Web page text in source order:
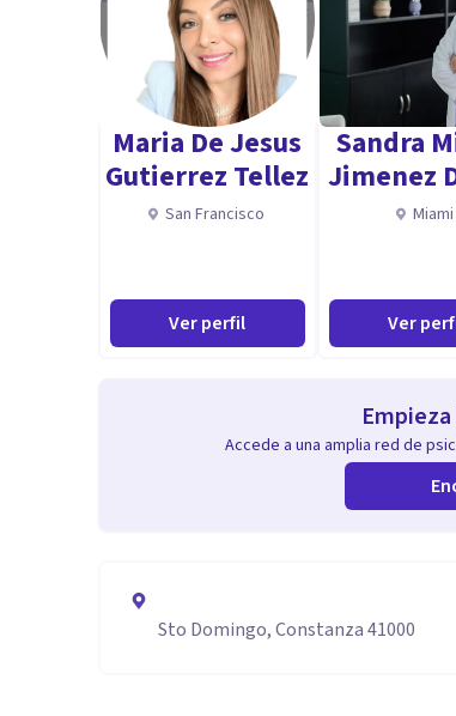
Maria De Jesus
Gutierrez Tellez
San Francisco
Ver perfil
Sandra
Jimenez
Miami
Ver
Accede a una amplia red de
Sto Domingo, Constanza 41000